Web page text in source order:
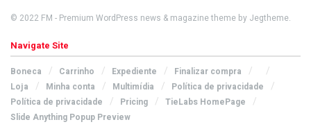
© 2022 FM - Premium WordPress news & magazine theme by Jegtheme.
Navigate Site
Boneca Carrinho Expediente
Finalizar compra
Loja
Minha conta Multimídia
Política de privacidade
Política de privacidade
Pricing
TieLabs HomePage
Slide Anything Popup Preview